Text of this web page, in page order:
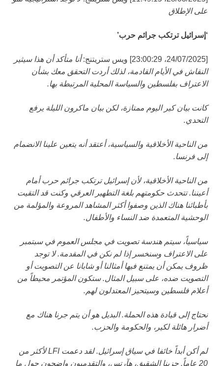
على الإطلاق
‘إسرائيل ترتكب جرائم حرب’
[24/07/2025، 23:00:29] ويس ستريتنج:
أنا متأكد أن هذا سيثير
النقاش في الأيام القادمة، لذلك أردت التحقق معك بشأن
الاعتراف بفلسطين والسياسة المحلية المرتبطة بها.
كانت بيان كير اليوم ممتازة، لكن بيان ماكرون الليلة يرفع
التحدي.
من الناحية الأخلاقية والسياسية، أعتقد أنه يتعين علينا الانضمام
إلى فرنسا.
من الناحية الأخلاقية، لأن إسرائيل ترتكب جرائم حرب أمام
أعيننا. تتحدث حكومتهم بلغة التطهير العرقي وكنت قد التقيت
بأطبائنا هناك الذين وصفوا أكثر المشاهد المروعة والمؤلمة من
الوحشية المتعمدة ضد النساء والأطفال.
سياسياً، سيتم هندسة تصويت في مجلس العموم في سبتمبر
على الاعتراف وسنخسر إذا لم نكن في المقدمة. لا توجد
ظروف يمكن أن يمتنع فيها أمثالنا أو شابانا عن التصويت أو
التصويت ضده، على سبيل المثال. ستكون المؤتمر محيطاً من
أعلام فلسطين وسيتحيز المعتدلون لهم.
نحتاج إلى قيادة هذه الحملة. البديل هو أن يتم جرنا هناك مع
أضرار هائلة لكير، والحكومة والحزب.
لم أكن أبداً خائفا في سياق إسرائيل. لقد دعمت LFI لأكثر من
20 عاماً. حزبنا الشقيق، هآرتس، والتقدميون واضحون حول ما